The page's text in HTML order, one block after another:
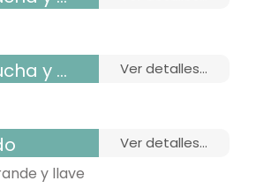
y tv ver detalles...
ver detalles...
y llave